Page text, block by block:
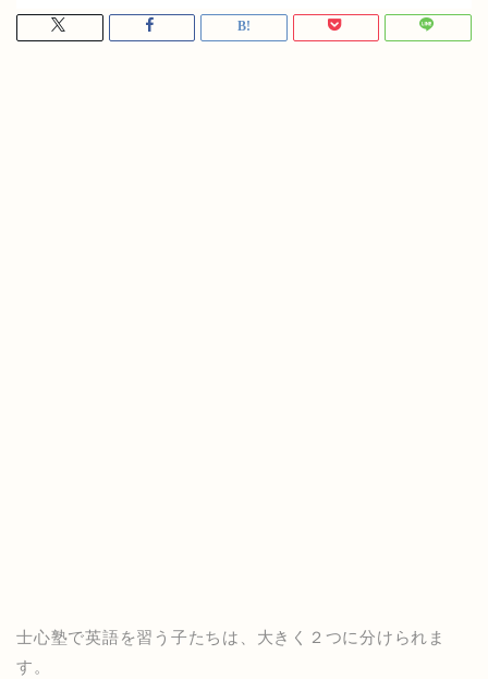
士心塾で英語を習う子たちは、大きく２つに分けられま
す。